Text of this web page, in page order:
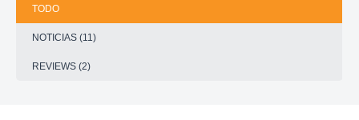
TODO
NOTICIAS (11)
REVIEWS (2)